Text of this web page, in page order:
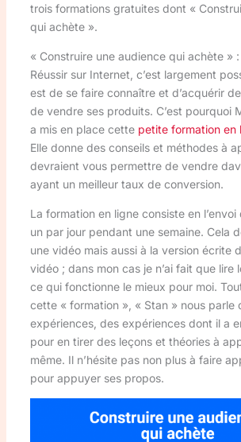
trois formations gratuites dont «
qui achète ».
« Construire une audience qui achète »
Réussir sur Internet, c’est largement
est de se faire connaître et d’acquérir
de vendre ses produits. C’est pourquoi
a mis en place cette petite formation en
Elle donne des conseils et méthodes à
devraient vous permettre de vendre
ayant un meilleur taux de conversion.
La formation en ligne consiste en
un par jour pendant une semaine. Cela
une vidéo mais aussi à la version écrite
vidéo ; dans mon cas je n’ai fait que lire
ce qui fonctionne le mieux pour moi.
cette « formation », « Stan » nous parle
expériences, des expériences dont il a
pour en tirer des leçons et théories à
même. Il n’hésite pas non plus à faire
pour appuyer ses propos.